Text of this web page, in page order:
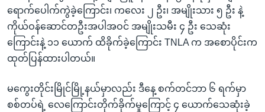
ရောက်ပေါက်ကွဲခဲ့ကြောင်း၊ ကလေး ၂ ဦး၊ အမျိုးသား ၅ ဦး နဲ့
ကိုယ်ဝန်ဆောင်တဦးအပါအဝင် အမျိုးသမီး ၄ ဦး သေဆုံး
ကြောင်းနဲ့ ၁၁ ယောက် ထိခိုက်ခဲ့ကြောင်း TNLA က အစောပိုင်းက
ထုတ်ပြန်ထားပါတယ်။
မကွေးတိုင်းမြိုင်မြို့နယ်မှာလည်း ဒီနေ့ စက်တင်ဘာ ၆ ရက်မှာ
စစ်တပ်ရဲ့ လေကြောင်းတိုက်ခိုက်မှုကြောင့် ၄ ယောက်သေဆုံးခဲ့